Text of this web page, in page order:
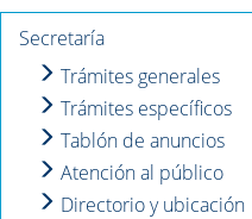
Secretaría
Trámites generales
Trámites específicos
Tablón de anuncios
Atención al público
Directorio y ubicación